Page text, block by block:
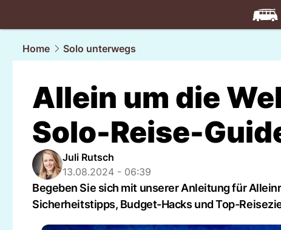
travel.
Home
Solo unterwegs
Allein um die
Solo-Reise-
Juli Rutsch
13.08.2024 - 06:39
Begeben Sie sich mit unserer Anleitung für
Sicherheitstipps, Budget-Hacks und Top-